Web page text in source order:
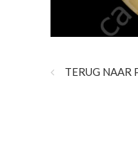
TERUG NAAR